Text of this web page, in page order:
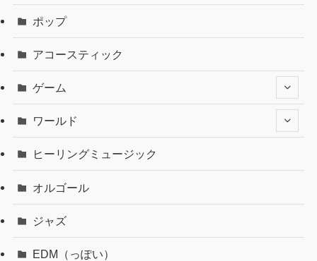
ポップ
アコースティック
ゲーム
ワールド
ヒーリングミュージック
オルゴール
ジャズ
EDM（っぽい）